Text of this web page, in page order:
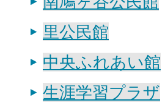
里公民館
中央ふれあい館
生涯学習プラザ